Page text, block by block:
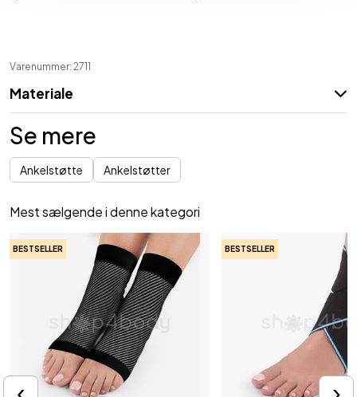
Varenummer: 2711
Materiale
Se mere
Ankelstøtte Ankelstøtter
Mest sælgende i denne kategori
BESTSELLER BESTSELLER